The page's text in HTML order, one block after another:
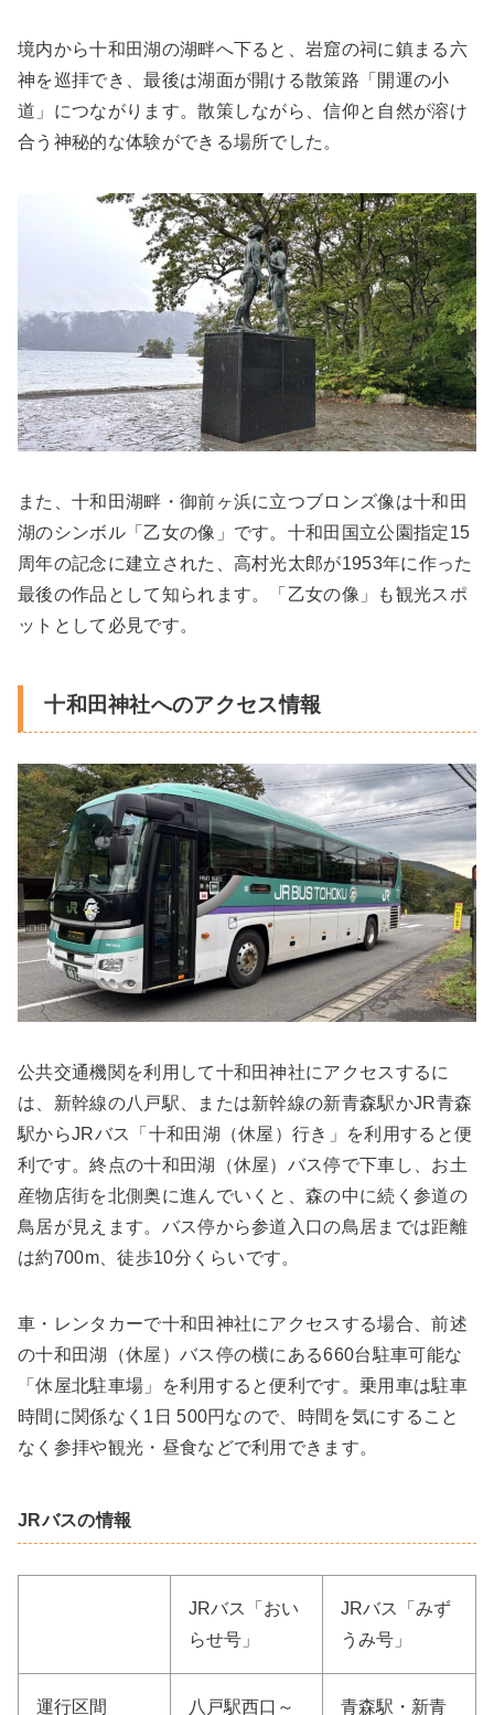
境内から十和田湖の湖畔へ下ると、岩窟の祠に鎮まる六
神を巡拝でき、最後は湖面が開ける散策路「開運の小
道」につながります。散策しながら、信仰と自然が溶け
合う神秘的な体験ができる場所でした。
また、十和田湖畔・御前ヶ浜に立つブロンズ像は十和田
湖のシンボル「乙女の像」です。十和田国立公園指定15
周年の記念に建立された、高村光太郎が1953年に作った
最後の作品として知られます。「乙女の像」も観光スポ
ットとして必見です。
十和田神社へのアクセス情報
公共交通機関を利用して十和田神社にアクセスするに
は、新幹線の八戸駅、または新幹線の新青森駅かJR青森
駅からJRバス「十和田湖（休屋）行き」を利用すると便
利です。終点の十和田湖（休屋）バス停で下車し、お土
産物店街を北側奥に進んでいくと、森の中に続く参道の
鳥居が見えます。バス停から参道入口の鳥居までは距離
は約700m、徒歩10分くらいです。
車・レンタカーで十和田神社にアクセスする場合、前述
の十和田湖（休屋）バス停の横にある660台駐車可能な
「休屋北駐車場」を利用すると便利です。乗用車は駐車
時間に関係なく1日 500円なので、時間を気にすること
なく参拝や観光・昼食などで利用できます。
JRバスの情報
JRバス「おい
らせ号」
JRバス「みず
うみ号」
運行区間 八戸駅西口～ 青森駅・新青